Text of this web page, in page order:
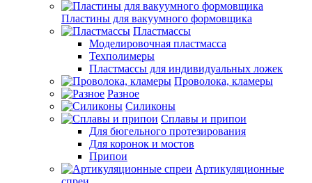
Пластины для вакуумного формовщика
Пластмассы
Моделировочная пластмасса
Техполимеры
Пластмассы для индивидуальных ложек
Проволока, кламеры
Разное
Силиконы
Сплавы и припои
Для бюгельного протезирования
Для коронок и мостов
Припои
Артикуляционные